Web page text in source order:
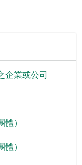
企業或公司
）
）